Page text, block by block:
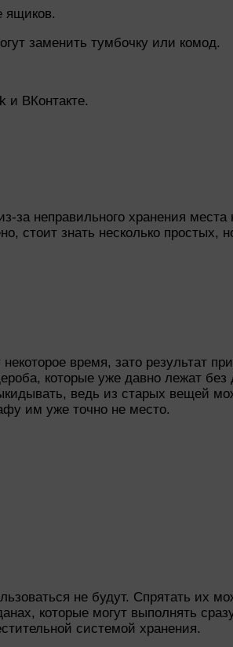
ящиков.
заменить тумбочку или комод.
и ВКонтакте.
за неправильного хранения места
знать несколько простых,
время, зато результат
которые уже давно лежат
ведь из старых вещей
им уже точно не место.
не будут. Спрятать их
которые могут выполнять
системой хранения.